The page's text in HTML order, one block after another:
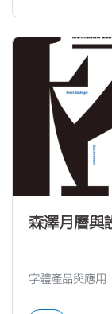
森澤月曆與
字體產品與應用